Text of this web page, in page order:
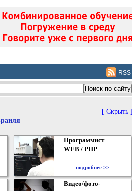
RSS
[ Скрыть ]
Программист
WEB / PHP
подробнее >>
Видео/фото-